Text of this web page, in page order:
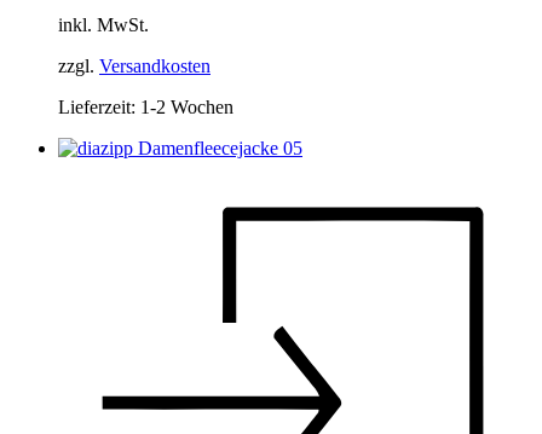
inkl. MwSt.
zzgl. Versandkosten
Lieferzeit: 1-2 Wochen